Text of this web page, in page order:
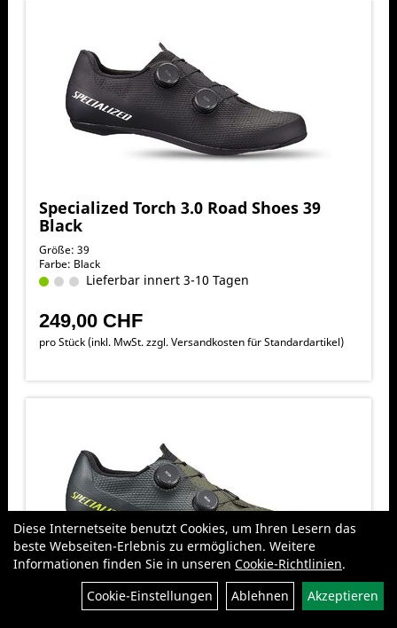
Filter
Specialized Torch 3.0 Road Shoes 39
Black
Größe: 39
Farbe: Black
Lieferbar innert 3-10 Tagen
249,00 CHF
pro Stück (inkl. MwSt. zzgl.Versandkosten für Standardartikel)
Specialized Torch 3.0 Road Shoes 39 Oak
Diese Internetseite benutzt Cookies, um Ihren Lesern das
beste Webseiten-Erlebnis zu ermöglichen. Weitere
Informationen finden Sie in unseren Cookie-Richtlinien.
Cookie-Einstellungen
Ablehnen Akzeptieren